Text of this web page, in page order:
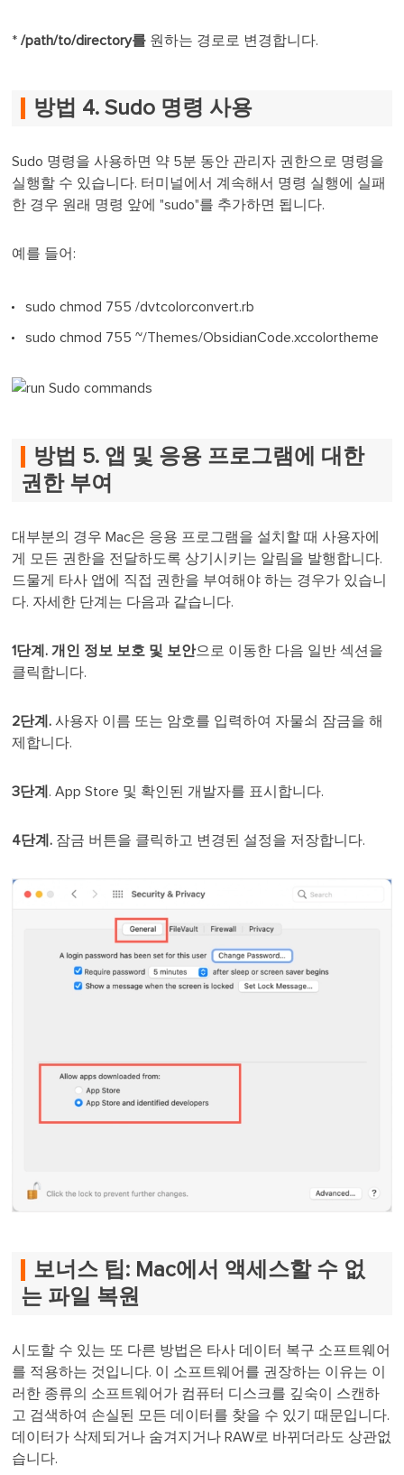
*/path/to/directory를 원하는 경로로 변경합니다.
방법 4. Sudo 명령 사용
Sudo 명령을 사용하면 약 5분 동안 관리자 권한으로 명령을
실행할 수 있습니다. 터미널에서 계속해서 명령 실행에 실패
한 경우 원래 명령 앞에 "sudo"를 추가하면 됩니다.
예를 들어:
sudo chmod 755 /dvtcolorconvert.rb
sudo chmod 755 ~/Themes/ObsidianCode.xccolortheme
방법 5. 앱 및 응용 프로그램에 대한
권한 부여
대부분의 경우 Mac은 응용 프로그램을 설치할 때 사용자에
게 모든 권한을 전달하도록 상기시키는 알림을 발행합니다.
드물게 타사 앱에 직접 권한을 부여해야 하는 경우가 있습니
다. 자세한 단계는 다음과 같습니다.
1단계. 개인 정보 보호 및 보안으로 이동한 다음 일반 섹션을
클릭합니다.
2단계. 사용자 이름 또는 암호를 입력하여 자물쇠 잠금을 해
제합니다.
3단계 . App Store 및 확인된 개발자를 표시합니다.
4단계. 잠금 버튼을 클릭하고 변경된 설정을 저장합니다.
보너스 팁: Mac에서 액세스할 수 없
는 파일 복원
시도할 수 있는 또 다른 방법은 타사 데이터 복구 소프트웨어
를 적용하는 것입니다. 이 소프트웨어를 권장하는 이유는 이
러한 종류의 소프트웨어가 컴퓨터 디스크를 깊숙이 스캔하
고 검색하여 손실된 모든 데이터를 찾을 수 있기 때문입니다.
데이터가 삭제되거나 숨겨지거나 RAW로 바뀌더라도 상관없
습니다.